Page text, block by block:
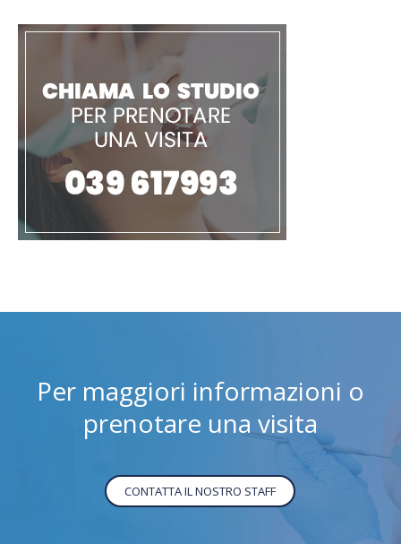
Per maggiori informazioni o
prenotare una visita
CONTATTA IL NOSTRO STAFF